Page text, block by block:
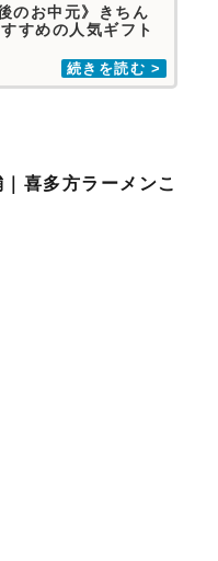
のお中元》きちん
すめの人気ギフト
喜多方ラーメンこ